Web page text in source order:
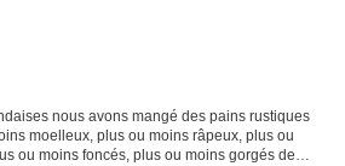
nous avons mangé des pains rustiques
moelleux, plus ou moins râpeux, plus ou
ou moins foncés, plus ou moins gorgés de